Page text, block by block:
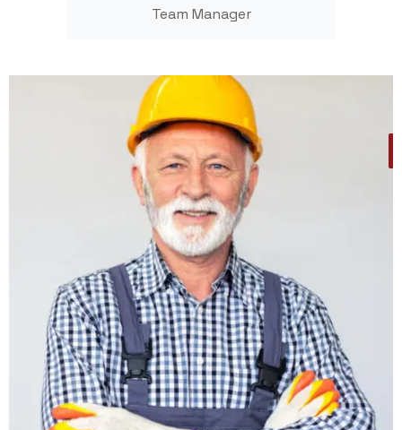
Team Manager